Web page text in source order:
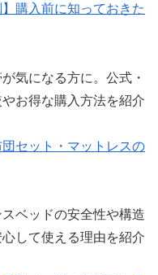
購入前に知っておきた
気になる方に。公式・
お得な購入方法を紹介
セット・マットレスの
ベッドの安全性や構造
して使える理由を紹介